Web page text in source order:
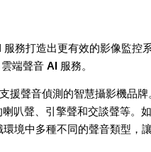
務打造出更有效的影像監控
端聲音 AI 服務。
援聲音偵測的智慧攝影機品
叭聲、引擎聲和交談聲等。
境中多種不同的聲音類型，